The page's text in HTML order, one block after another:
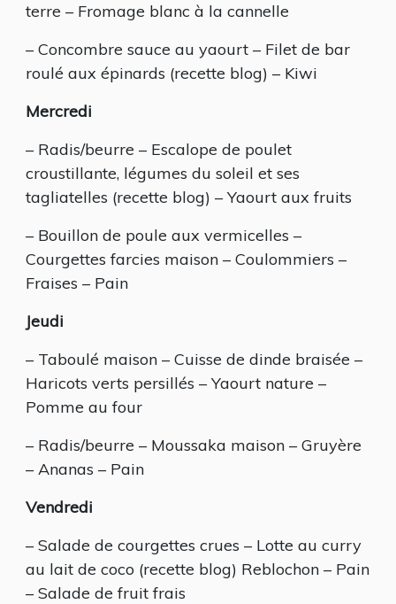
terre – Fromage blanc à la cannelle
– Concombre sauce au yaourt – Filet de bar
roulé aux épinards (recette blog) – Kiwi
Mercredi
– Radis/beurre – Escalope de poulet
croustillante, légumes du soleil et ses
tagliatelles (recette blog) – Yaourt aux fruits
– Bouillon de poule aux vermicelles –
Courgettes farcies maison – Coulommiers –
Fraises – Pain
Jeudi
– Taboulé maison – Cuisse de dinde braisée –
Haricots verts persillés – Yaourt nature –
Pomme au four
– Radis/beurre – Moussaka maison – Gruyère
– Ananas – Pain
Vendredi
– Salade de courgettes crues – Lotte au curry
au lait de coco (recette blog) Reblochon – Pain
– Salade de fruit frais